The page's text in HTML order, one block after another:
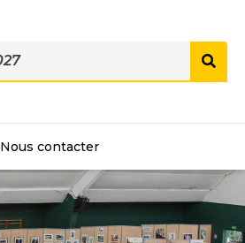
Nous contacter